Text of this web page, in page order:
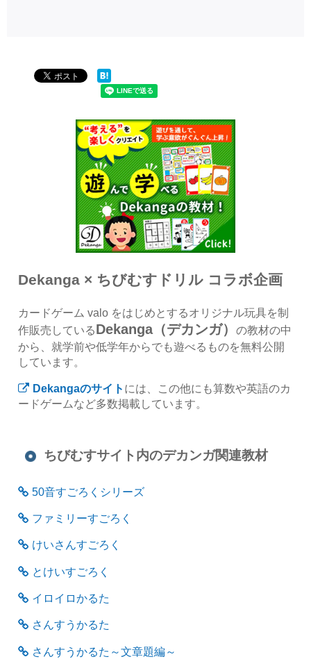
Dekanga × ちびむすドリル コラボ企画
カードゲーム valo をはじめとするオリジナル玩具を制
作販売しているDekanga（デカンガ）の教材の中
から、就学前や低学年からでも遊べるものを無料公開
しています。
Dekangaのサイト には、この他にも算数や英語のカ
ードゲームなど多数掲載しています。
ちびむすサイト内のデカンガ関連教材
50音すごろくシリーズ
ファミリーすごろく
けいさんすごろく
とけいすごろく
イロイロかるた
さんすうかるた
さんすうかるた～文章題編～